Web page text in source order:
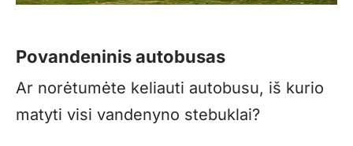
Povandeninis autobusas
Ar norėtumėte keliauti autobusu, iš kurio
matyti visi vandenyno stebuklai?